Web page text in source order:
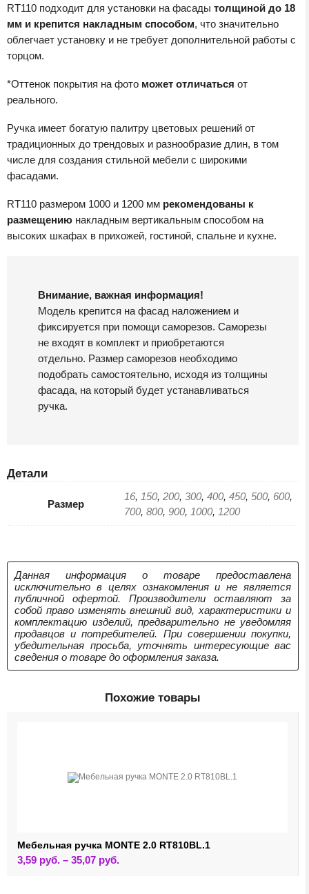
RT110 подходит для установки на фасады толщиной до 18
мм и крепится накладным способом, что значительно
облегчает установку и не требует дополнительной работы с
торцом.
*Оттенок покрытия на фото может отличаться от
реального.
Ручка имеет богатую палитру цветовых решений от
традиционных до трендовых и разнообразие длин, в том
числе для создания стильной мебели с широкими
фасадами.
RT110 размером 1000 и 1200 мм рекомендованы к
размещению накладным вертикальным способом на
высоких шкафах в прихожей, гостиной, спальне и кухне.
Внимание, важная информация!
Модель крепится на фасад наложением и
фиксируется при помощи саморезов. Саморезы
не входят в комплект и приобретаются
отдельно. Размер саморезов необходимо
подобрать самостоятельно, исходя из толщины
фасада, на который будет устанавливаться
ручка.
Детали
Размер
16, 150, 200, 300, 400, 450, 500, 600,
700, 800, 900, 1000, 1200
Данная информация о товаре предоставлена
исключительно в целях ознакомления и не является
публичной офертой. Производители оставляют за
собой право изменять внешний вид, характеристики и
комплектацию изделий, предварительно не уведомляя
продавцов и потребителей. При совершении покупки,
убедительная просьба, уточнять интересующие вас
сведения о товаре до оформления заказа.
Похожие товары
Мебельная ручка MONTE 2.0 RT810BL.1
3,59 руб. – 35,07 руб.